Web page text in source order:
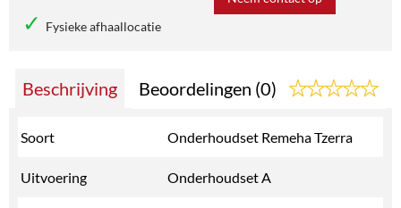
Fysieke afhaallocatie
Beschrijving Beoordelingen (0)
Soort Onderhoudset Remeha Tzerra
Uitvoering Onderhoudset A